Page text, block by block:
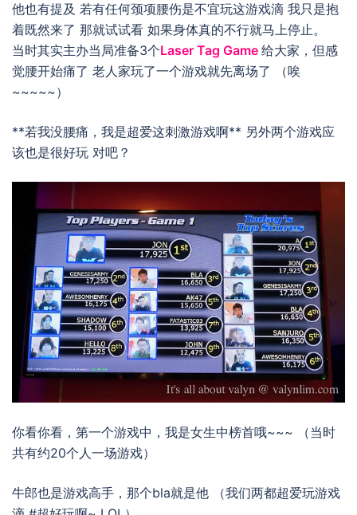
他也有提及 若有任何颈项腰伤是不宜玩这游戏滴 我只是抱
着既然来了 那就试试看 如果身体真的不行就马上停止。
当时其实主办当局准备3个Laser Tag Game 给大家，但感
觉腰开始痛了 老人家玩了一个游戏就先离场了 （唉
~~~~~）
**若我没腰痛，我是超爱这刺激游戏啊** 另外两个游戏应
该也是很好玩 对吧？
你看你看，第一个游戏中，我是女生中榜首哦~~~ （当时
共有约20个人一场游戏）
牛郎也是游戏高手，那个bla就是他 （我们两都超爱玩游戏